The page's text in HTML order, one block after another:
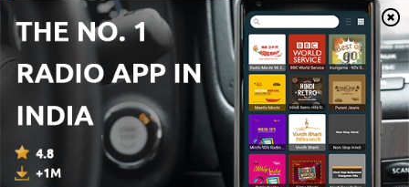
52 - 33. குழைத்த பத்து - குழைத்தால் பண்டைக்
19 Jun 2021
51 - 32. பிரார்த்தனைப் பத்து - கலந்து நின்னடி
19 Jun 2021
31. கண்டபத்து - இந்திரிய வயமயங்கி
19 Jun 2021